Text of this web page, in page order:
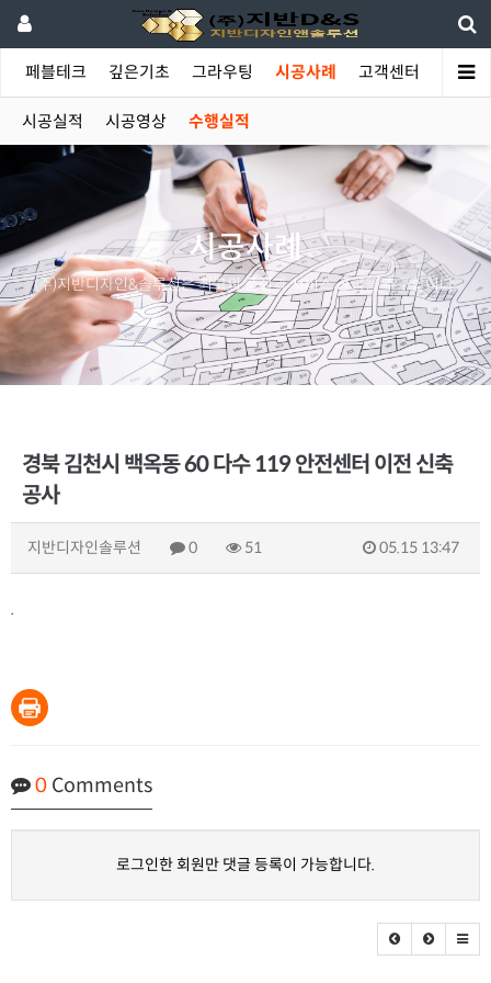
페블테크 깊은기초 그라우팅 시공사례 고객센터
시공실적 시공영상 수행실적
시공사례
(주)지반디자인&솔루션은 최고의 품질과 서비스 공급을 추구합니다.
경북 김천시 백옥동 60 다수 119 안전센터 이전 신축
공사
지반디자인솔루션 0 51 05.15 13:47
.
0 Comments
로그인한 회원만 댓글 등록이 가능합니다.